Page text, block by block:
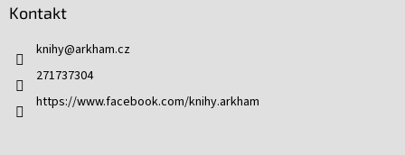
Kontakt
knihy@arkham.cz
271737304
https://www.facebook.com/knihy.arkham